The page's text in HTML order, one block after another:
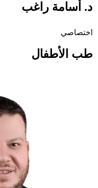
د. أسامة راغب
اختصاصي
طب الأطفال